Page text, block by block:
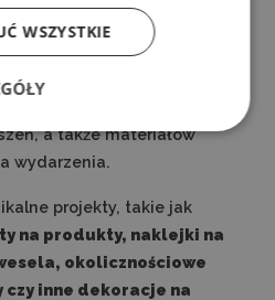
i precyzyjnemu
5 umożliwia dokładne
grafik, co jest
etykiet, kart
a także materiałów
wydarzenia.
projekty, takie jak
na produkty, naklejki na
okolicznościowe
inne dekoracje na
WSZYSTKIE